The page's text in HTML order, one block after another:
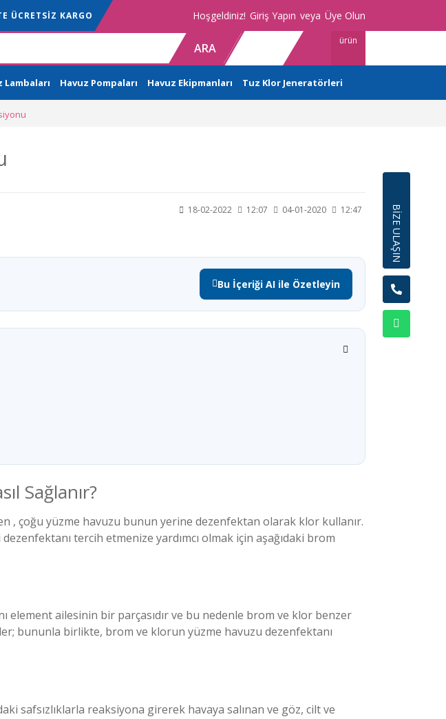
ÜCRETSİZ KARGO Hoşgeldiniz! Giriş Yapın veya Üye Olun
ARA
ürün
Lambaları Havuz Pompaları Havuz Ekipmanları Tuz Klor Jeneratörleri
18-02-2022 12:07 04-01-2020 12:47
Bu İçeriği AI ile Özetleyin
Sağlanır?
, çoğu yüzme havuzu bunun yerine dezenfektan olarak klor kullanır.
tercih etmenize yardımcı olmak için aşağıdaki brom
ailesinin bir parçasıdır ve bu nedenle brom ve klor benzer
bununla birlikte, brom ve klorun yüzme havuzu dezenfektanı
safsızlıklarla reaksiyona girerek havaya salınan ve göz, ​​cilt ve
BİZE ULAŞIN